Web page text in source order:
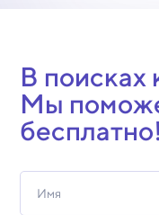
В поисках
Мы
бесплатно!